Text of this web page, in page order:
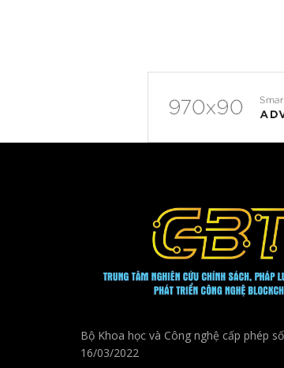
Bộ Khoa học và Công nghệ cấp phép
16/03/2022